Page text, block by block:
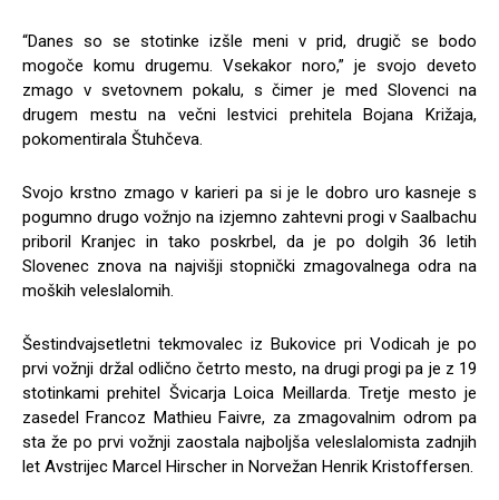
“Danes so se stotinke izšle meni v prid, drugič se bodo
mogoče komu drugemu. Vsekakor noro,” je svojo deveto
zmago v svetovnem pokalu, s čimer je med Slovenci na
drugem mestu na večni lestvici prehitela Bojana Križaja,
pokomentirala Štuhčeva.
Svojo krstno zmago v karieri pa si je le dobro uro kasneje s
pogumno drugo vožnjo na izjemno zahtevni progi v Saalbachu
priboril Kranjec in tako poskrbel, da je po dolgih 36 letih
Slovenec znova na najvišji stopnički zmagovalnega odra na
moških veleslalomih.
Šestindvajsetletni tekmovalec iz Bukovice pri Vodicah je po
prvi vožnji držal odlično četrto mesto, na drugi progi pa je z 19
stotinkami prehitel Švicarja Loica Meillarda. Tretje mesto je
zasedel Francoz Mathieu Faivre, za zmagovalnim odrom pa
sta že po prvi vožnji zaostala najboljša veleslalomista zadnjih
let Avstrijec Marcel Hirscher in Norvežan Henrik Kristoffersen.